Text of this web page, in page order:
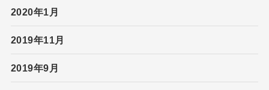
2020年1月
2019年11月
2019年9月